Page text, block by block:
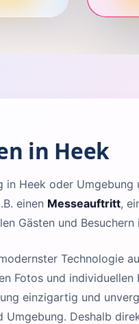
in Heek
in Heek oder
einen Messeauftritt,
Gästen und Besuchern
Technologie
Fotos und
einzigartig und
Umgebung. Deshalb